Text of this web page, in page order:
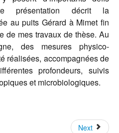
présentation décrit la
au puits Gérard à Mimet fin
de mes travaux de thèse. Au
des mesures physico-
réalisées, accompagnées de
profondeurs, suivis
et microbiologiques.
Next